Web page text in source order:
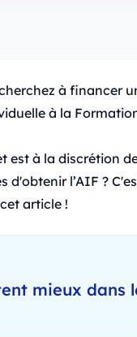
à financer
à la
est à la discrétion
d'obtenir l’AIF ?
article !
mieux dans